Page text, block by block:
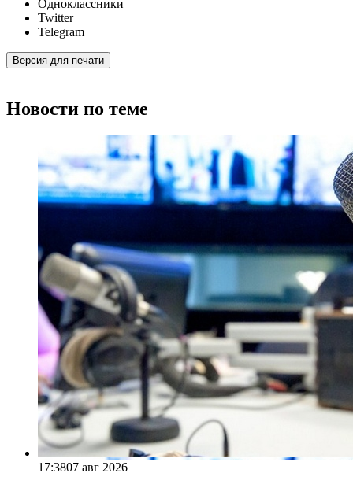
Одноклассники
Twitter
Telegram
Версия для печати
Новости по теме
17:3807 авг 2026